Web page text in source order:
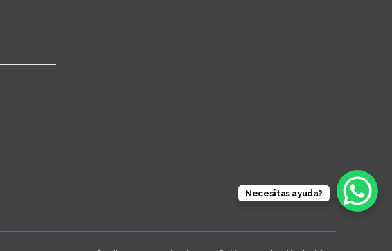
Necesitas ayuda?